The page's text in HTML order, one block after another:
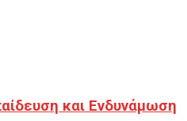
και Ενδυνάμωση